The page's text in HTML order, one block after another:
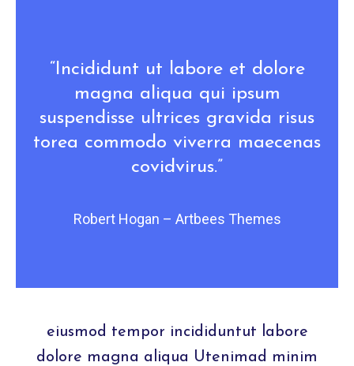
“Incididunt ut labore et dolore
magna aliqua qui ipsum
suspendisse ultrices gravida risus
torea commodo viverra maecenas
covidvirus.”
Robert Hogan – Artbees Themes
eiusmod tempor incididuntut labore
dolore magna aliqua Utenimad minim